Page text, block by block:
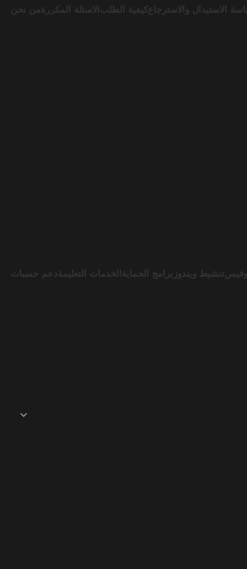
الاستبدال والاسترجاعكيفية الطلب الاسئلة المكررةمن نحن
تنشيط ويندوز برامج الحماية الخدمات التعليمة دعم حسبات